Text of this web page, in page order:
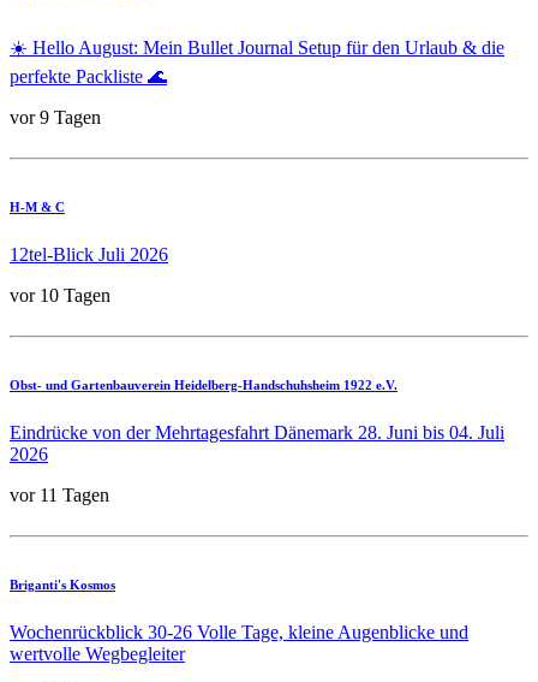
☀️ Hello August: Mein Bullet Journal Setup für den Urlaub & die
perfekte Packliste 🌊
vor 9 Tagen
H-M & C
12tel-Blick Juli 2026
vor 10 Tagen
Obst- und Gartenbauverein Heidelberg-Handschuhsheim 1922 e.V.
Eindrücke von der Mehrtagesfahrt Dänemark 28. Juni bis 04. Juli
2026
vor 11 Tagen
Briganti's Kosmos
Wochenrückblick 30-26 Volle Tage, kleine Augenblicke und
wertvolle Wegbegleiter